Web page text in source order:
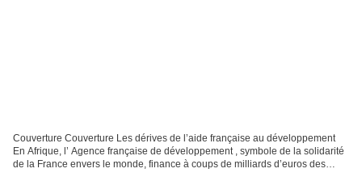
Couverture Couverture Les dérives de l’aide française au développement
En Afrique, l’ Agence française de développement , symbole de la solidarité
de la France envers le monde, finance à coups de milliards d’euros des